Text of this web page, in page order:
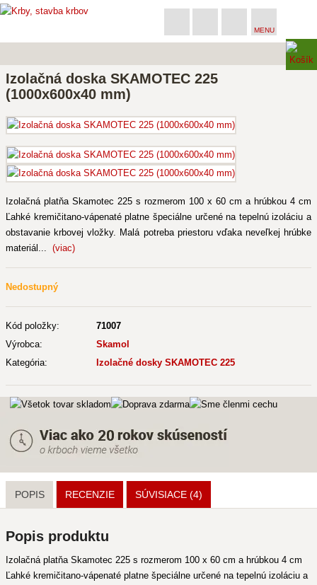
MENU
Izolačná doska SKAMOTEC 225
(1000x600x40 mm)
Izolačná platňa Skamotec 225 s rozmerom 100 x 60 cm a hrúbkou 4 cm
Ľahké kremičitano-vápenaté platne špeciálne určené na tepelnú izoláciu a
obstavanie krbovej vložky. Malá potreba priestoru vďaka neveľkej hrúbke
materiál... (viac)
Nedostupný
Kód položky:
71007
Výrobca:
Skamol
Kategória:
Izolačné dosky SKAMOTEC 225
POPIS RECENZIE SÚVISIACE (4)
Popis produktu
Izolačná platňa Skamotec 225 s rozmerom 100 x 60 cm a hrúbkou 4 cm
Ľahké kremičitano-vápenaté platne špeciálne určené na tepelnú izoláciu a